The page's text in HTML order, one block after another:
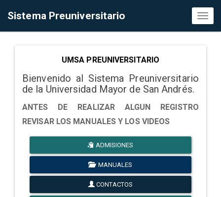
Sistema Preuniversitario
UMSA PREUNIVERSITARIO
Bienvenido al Sistema Preuniversitario
de la Universidad Mayor de San Andrés.
ANTES DE REALIZAR ALGUN REGISTRO
REVISAR LOS MANUALES Y LOS VIDEOS
ADMISIONES
MANUALES
CONTACTOS